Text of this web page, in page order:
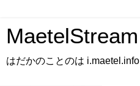
MaetelStream
はだかのことのは i.maetel.info